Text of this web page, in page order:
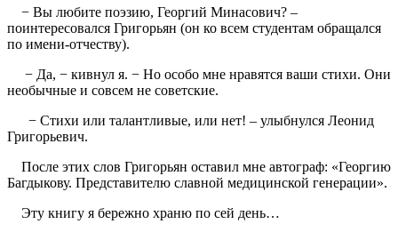
− Вы любите поэзию, Георгий Минасович? –
поинтересовался Григорьян (он ко всем студентам обращался
по имени-отчеству).
− Да, − кивнул я. − Но особо мне нравятся ваши стихи. Они
необычные и совсем не советские.
− Стихи или талантливые, или нет! – улыбнулся Леонид
Григорьевич.
После этих слов Григорьян оставил мне автограф: «Георгию
Багдыкову. Представителю славной медицинской генерации».
Эту книгу я бережно храню по сей день…